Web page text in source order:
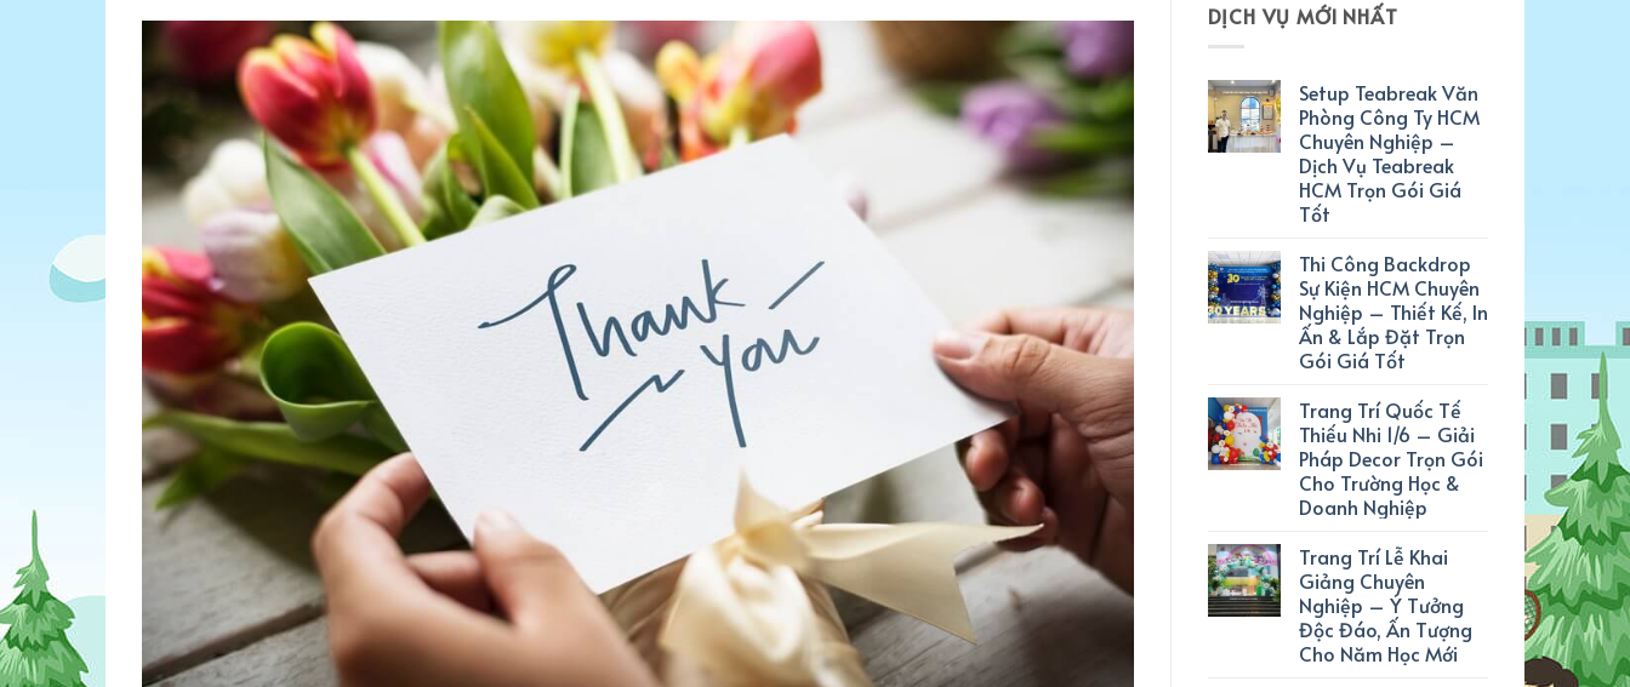
DỊCH VỤ MỚI NHẤT
Setup Teabreak Văn
Phòng Công Ty HCM
Chuyên Nghiệp –
Dịch Vụ Teabreak
HCM Trọn Gói Giá
Tốt
Thi Công Backdrop
Sự Kiện HCM Chuyên
Nghiệp – Thiết Kế, In
Ấn & Lắp Đặt Trọn
Gói Giá Tốt
Trang Trí Quốc Tế
Thiếu Nhi 1/6 – Giải
Pháp Decor Trọn Gói
Cho Trường Học &
Doanh Nghiệp
Trang Trí Lễ Khai
Giảng Chuyên
Nghiệp – Ý Tưởng
Độc Đáo, Ấn Tượng
Cho Năm Học Mới